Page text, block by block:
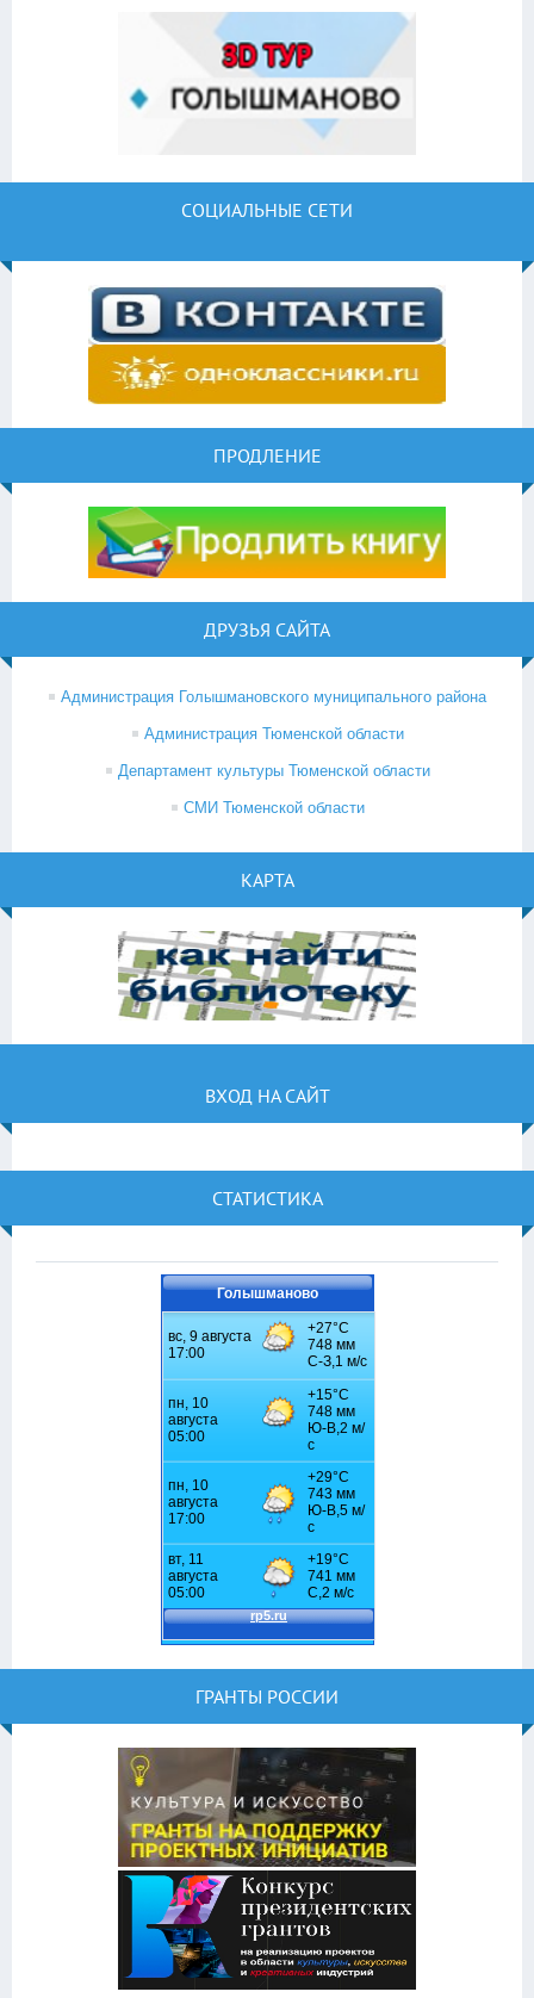
СОЦИАЛЬНЫЕ СЕТИ
ПРОДЛЕНИЕ
ДРУЗЬЯ САЙТА
Администрация Голышмановского муниципального района
Администрация Тюменской области
Департамент культуры Тюменской области
СМИ Тюменской области
КАРТА
ВХОД НА САЙТ
СТАТИСТИКА
Голышманово
ГРАНТЫ РОССИИ